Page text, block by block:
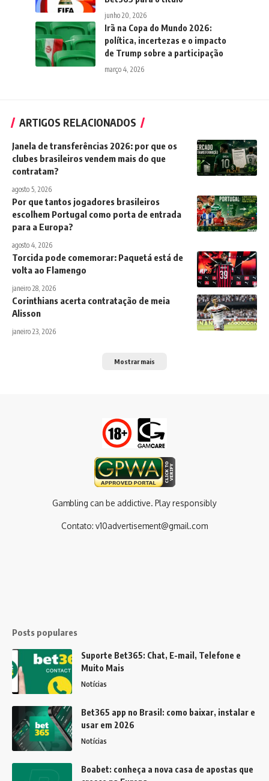
junho 20, 2026
Irã na Copa do Mundo 2026:
política, incertezas e o impacto
de Trump sobre a participação
março 4, 2026
ARTIGOS RELACIONADOS
Janela de transferências 2026: por que os
clubes brasileiros vendem mais do que
contratam?
agosto 5, 2026
Por que tantos jogadores brasileiros
escolhem Portugal como porta de entrada
para a Europa?
agosto 4, 2026
Torcida pode comemorar: Paquetá está de
volta ao Flamengo
janeiro 28, 2026
Corinthians acerta contratação de meia
Alisson
janeiro 23, 2026
Mostrar mais
Gambling can be addictive. Play responsibly
Contato: v10advertisement@gmail.com
Posts populares
Suporte Bet365: Chat, E-mail, Telefone e
Muito Mais
Notícias
Bet365 app no Brasil: como baixar, instalar e
usar em 2026
Notícias
Boabet: conheça a nova casa de apostas que